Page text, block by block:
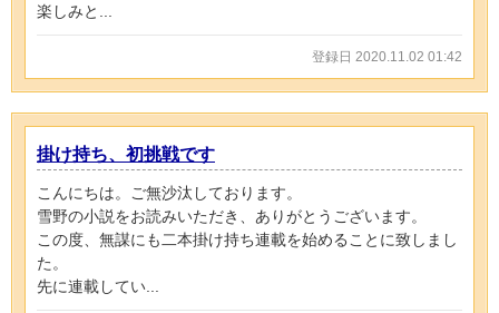
楽しみと...
登録日 2020.11.02 01:42
掛け持ち、初挑戦です
こんにちは。ご無沙汰しております。
雪野の小説をお読みいただき、ありがとうございます。
この度、無謀にも二本掛け持ち連載を始めることに致しまし
た。
先に連載してい...